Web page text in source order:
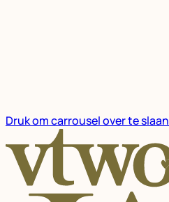
Druk om carrousel over te slaan